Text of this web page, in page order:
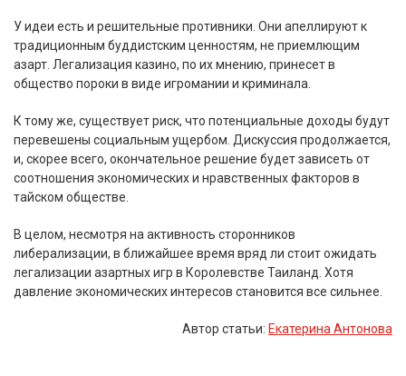
У идеи есть и решительные противники. Они апеллируют к
традиционным буддистским ценностям, не приемлющим
азарт. Легализация казино, по их мнению, принесет в
общество пороки в виде игромании и криминала.
К тому же, существует риск, что потенциальные доходы будут
перевешены социальным ущербом. Дискуссия продолжается,
и, скорее всего, окончательное решение будет зависеть от
соотношения экономических и нравственных факторов в
тайском обществе.
В целом, несмотря на активность сторонников
либерализации, в ближайшее время вряд ли стоит ожидать
легализации азартных игр в Королевстве Таиланд. Хотя
давление экономических интересов становится все сильнее.
Автор статьи: Екатерина Антонова